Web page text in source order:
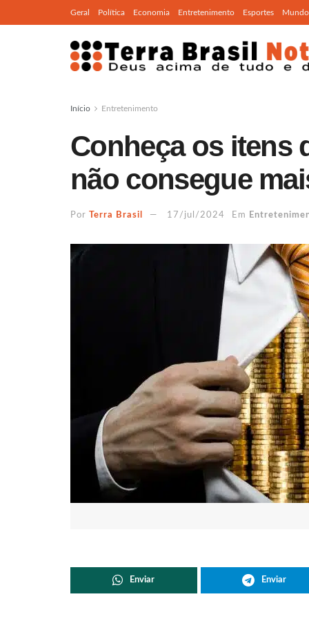
Geral Política Economia Entretenimento Esportes Mundo
Início Entretenimento
Conheça os itens
não consegue
Por Terra Brasil 17/jul/2024 Em
Enviar Enviar